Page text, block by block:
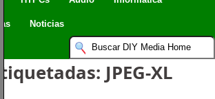
Noticias
JPEG-XL